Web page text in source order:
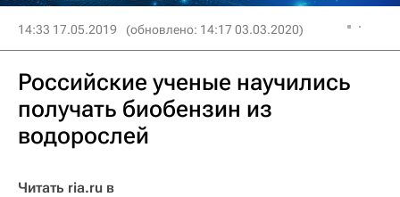
14:33 17.05.2019 (обновлено: 14:17 03.03.2020)
Российские ученые научились
получать биобензин из
водорослей
Читать ria.ru в